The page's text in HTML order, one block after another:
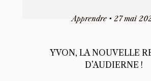
Apprendre •27 mai
YVON, LA NOUVELLE
D’AUDIERNE !